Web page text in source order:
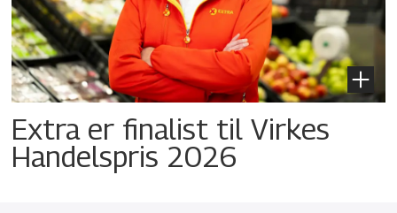
Extra er finalist til Virkes
Handelspris 2026